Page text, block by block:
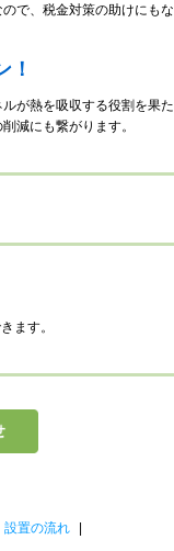
で、税金対策の助けにもな
！
が熱を吸収する役割を果た
減にも繋がります。
ます。
設置の流れ
|